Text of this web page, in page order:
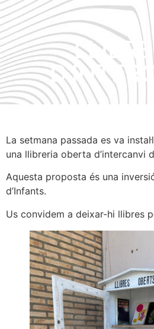
La setmana passada es va
una llibreria oberta d’intercanvi
Aquesta proposta és una
d’Infants.
Us convidem a deixar-hi llibres